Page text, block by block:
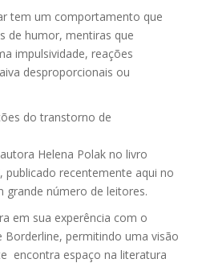
tem um comportamento que
de humor, mentiras que
impulsividade, reações
desproporcionais ou
do transtorno de
Helena Polak no livro
publicado recentemente aqui no
grande número de leitores.
em sua experência com o
Borderline, permitindo uma visão
encontra espaço na literatura